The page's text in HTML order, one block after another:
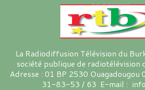
La Radiodiffusion Télévision du
société publique de radiotélévision
Adresse : 01 BP 2530
31-83-53 / 63 E-mail :